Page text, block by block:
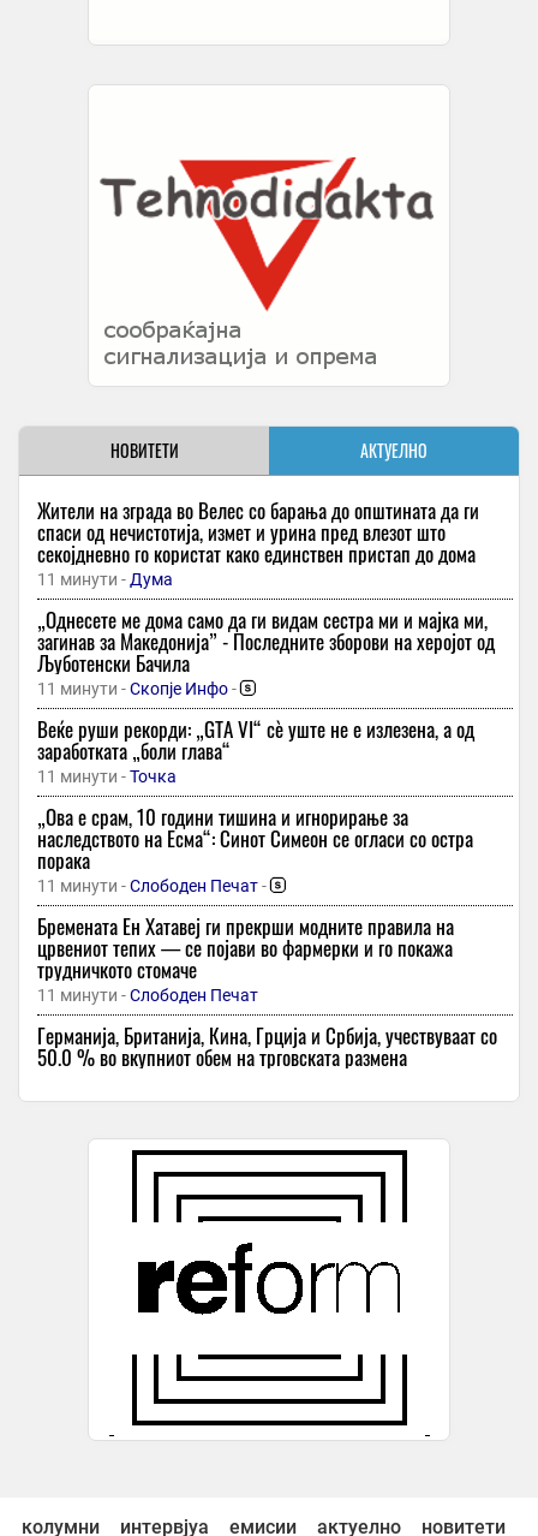
НОВИТЕТИ АКТУЕЛНО
Жители на зграда во Велес со барања до општината да ги
спаси од нечистотија, измет и урина пред влезот што
секојдневно го користат како единствен пристап до дома
11 минути - Дума
„Однесете ме дома само да ги видам сестра ми и мајка ми,
загинав за Македонија” - Последните зборови на херојот од
Љуботенски Бачила
11 минути -Скопје Инфо-
Веќе руши рекорди: „GTA VI“ сè уште не е излезена, а од
заработката „боли глава“
11 минути -Точка
„Ова е срам, 10 години тишина и игнорирање за
наследството на Есма“: Синот Симеон се огласи со остра
порака
11 минути -Слободен Печат-
Бремената Ен Хатавеј ги прекрши модните правила на
црвениот тепих — се појави во фармерки и го покажа
трудничкото стомаче
11 минути -Слободен Печат
Германија, Британија, Кина, Грција и Србија, учествуваат со
50.0 % во вкупниот обем на трговската размена
Екстремното лето ќе ја чини Европа 180 милијарди евра
Република
Илиевска: ВМРО-ДПМНЕ го исполни ветувањето, за две
години пензионерите добија линеарно зголемување на
пензиите од 7.000 денари
Курир
За малку избегната несреќа во Хрватска – товарен воз
Ужас во Србија: две девојчиња изболе со нож тинејџерка и ја
оставиле да крвави на улица во Белград
Македонија
колумни интервјуа емисии актуелно новитети